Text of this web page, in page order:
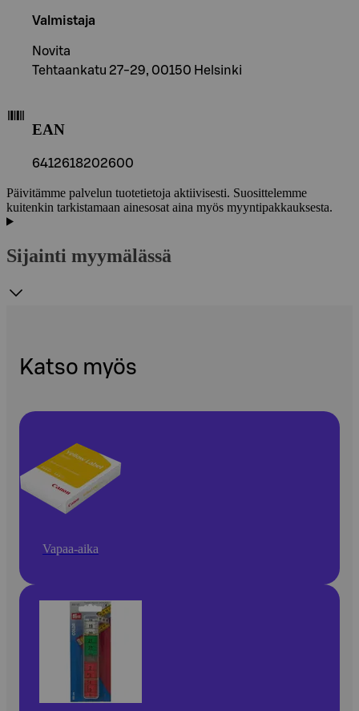
Valmistaja
Novita
Tehtaankatu 27-29, 00150 Helsinki
EAN
6412618202600
Päivitämme palvelun tuotetietoja aktiivisesti. Suosittelemme
kuitenkin tarkistamaan ainesosat aina myös myyntipakkauksesta.
Sijainti myymälässä
Katso myös
Vapaa-aika